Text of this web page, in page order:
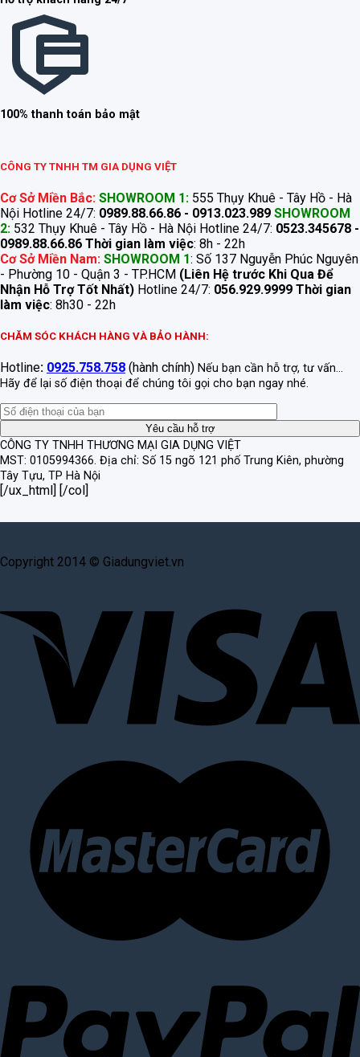
100% thanh toán bảo mật
CÔNG TY TNHH TM GIA DỤNG VIỆT
Cơ Sở Miền Bắc: SHOWROOM 1: 555 Thụy Khuê - Tây Hồ - Hà
Nội Hotline 24/7: 0989.88.66.86 - 0913.023.989 SHOWROOM
2: 532 Thụy Khuê - Tây Hồ - Hà Nội Hotline 24/7: 0523.345678 -
0989.88.66.86 Thời gian làm việc: 8h - 22h
Cơ Sở Miền Nam: SHOWROOM 1: Số 137 Nguyễn Phúc Nguyên
- Phường 10 - Quận 3 - TP.HCM (Liên Hệ trước Khi Qua Để
Nhận Hỗ Trợ Tốt Nhất) Hotline 24/7: 056.929.9999 Thời gian
làm việc: 8h30 - 22h
CHĂM SÓC KHÁCH HÀNG VÀ BẢO HÀNH:
Hotline: 0925.758.758 (hành chính) Nếu bạn cần hỗ trợ, tư vấn...
Hãy để lại số điện thoại để chúng tôi gọi cho bạn ngay nhé.
CÔNG TY TNHH THƯƠNG MẠI GIA DỤNG VIỆT
MST: 0105994366. Địa chỉ: Số 15 ngõ 121 phố Trung Kiên, phường
Tây Tựu, TP Hà Nội
[/ux_html] [/col]
Copyright 2014 © Giadungviet.vn